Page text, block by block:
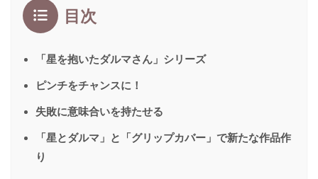
目次
「星を抱いたダルマさん」シリーズ
ピンチをチャンスに！
失敗に意味合いを持たせる
「星とダルマ」と「グリップカバー」で新たな作品作
り